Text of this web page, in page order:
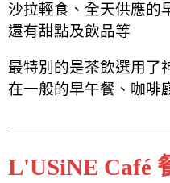
沙拉輕食、全天供應的
還有甜點及飲品等
最特別的是茶飲選用了
在一般的早午餐、咖啡
L'USiNE Café